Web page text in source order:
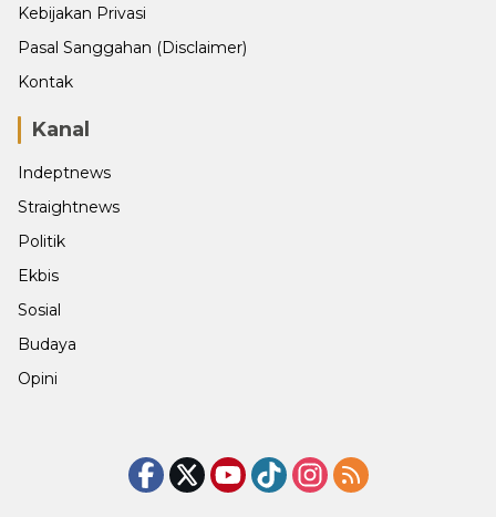
Kebijakan Privasi
Pasal Sanggahan (Disclaimer)
Kontak
Kanal
Indeptnews
Straightnews
Politik
Ekbis
Sosial
Budaya
Opini